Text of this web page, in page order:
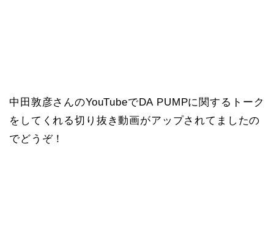
中田敦彦さんのYouTubeでDA PUMPに関するトーク
をしてくれる切り抜き動画がアップされてましたの
でどうぞ！